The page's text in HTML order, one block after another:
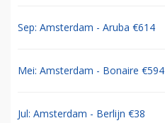
Sep: Amsterdam - Aruba €614
Mei: Amsterdam - Bonaire €594
Jul: Amsterdam - Berlijn €38